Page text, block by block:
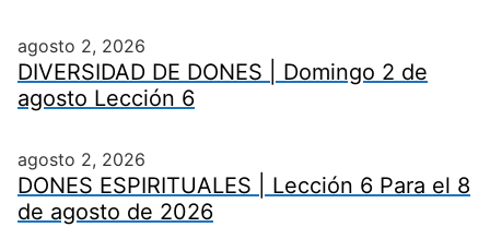
agosto 2, 2026
DIVERSIDAD DE DONES | Domingo 2 de
agosto Lección 6
agosto 2, 2026
DONES ESPIRITUALES | Lección 6 Para el 8
de agosto de 2026